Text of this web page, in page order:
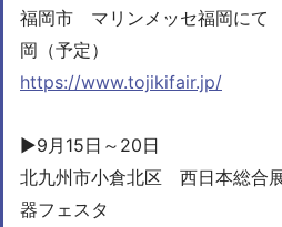
福岡市 マリンメッセ福岡にて
岡（予定）
https://www.tojikifair.jp/
▶︎9月15日～20日
北九州市小倉北区 西日本総合
器フェスタ